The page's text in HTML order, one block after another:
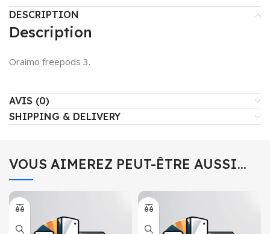
DESCRIPTION
Description
Oraimo freepods 3.
AVIS (0)
SHIPPING & DELIVERY
VOUS AIMEREZ PEUT-ÊTRE AUSSI…